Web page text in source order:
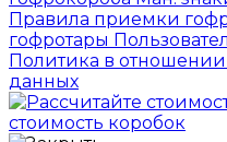
Правила приемки
гофротары
Политика в
данных
стоимость коробок